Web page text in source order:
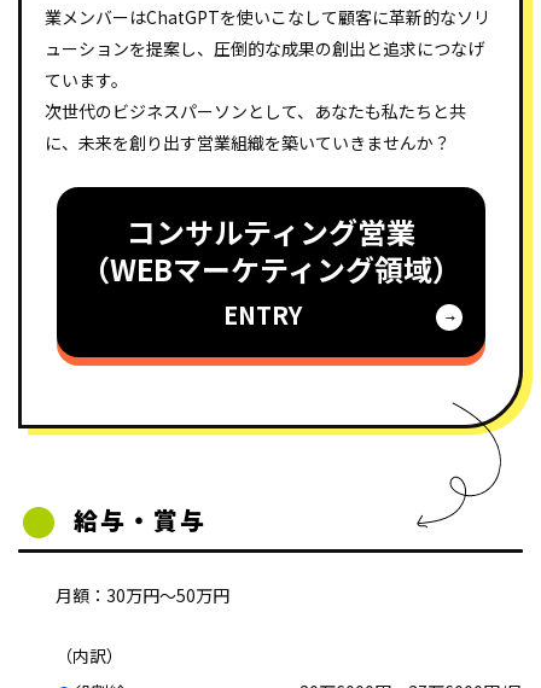
業メンバーはChatGPTを使いこなして顧客に革新的なソリ
ューションを提案し、圧倒的な成果の創出と追求につなげ
ています。
次世代のビジネスパーソンとして、あなたも私たちと共
に、未来を創り出す営業組織を築いていきませんか？
コンサルティング営業
（WEBマーケティング領域）
ENTRY
給与・賞与
月額：30万円～50万円
（内訳）